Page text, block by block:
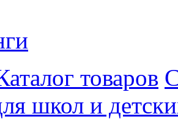
товаров
школ и